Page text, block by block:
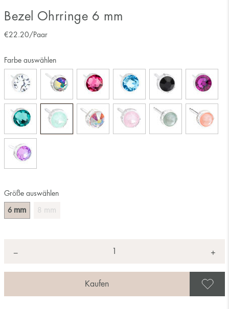
Bezel Ohrringe 6 mm
€22.20 /Paar
Größe auswählen
6 mm 8 mm
Farbe auswählen
− +